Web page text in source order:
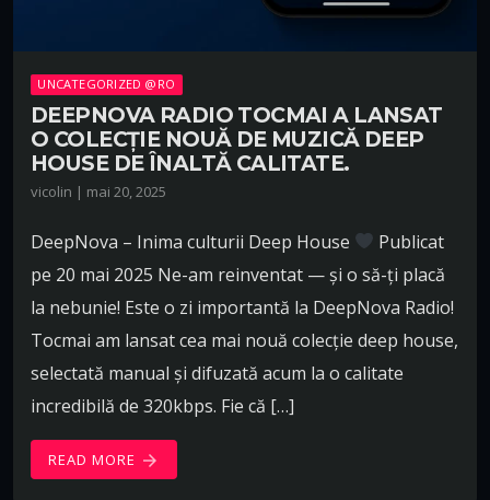
UNCATEGORIZED @RO
DEEPNOVA RADIO TOCMAI A LANSAT
O COLECȚIE NOUĂ DE MUZICĂ DEEP
HOUSE DE ÎNALTĂ CALITATE.
vicolin | mai 20, 2025
DeepNova – Inima culturii Deep House
Publicat
pe 20 mai 2025 Ne-am reinventat — și o să-ți placă
la nebunie! Este o zi importantă la DeepNova Radio!
Tocmai am lansat cea mai nouă colecție deep house,
selectată manual și difuzată acum la o calitate
incredibilă de 320kbps. Fie că […]
READ MORE arrow_forward